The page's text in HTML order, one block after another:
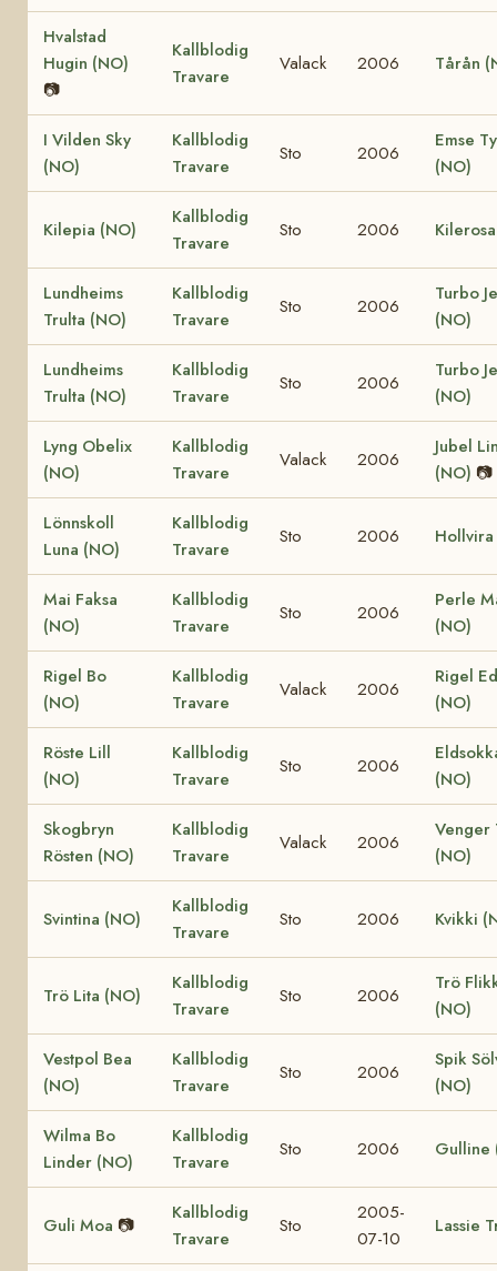
Hvalstad
Hugin (NO)
📷
Kallblodig
Travare
Valack 2006 Tårån
I Vilden Sky
(NO)
Kallblodig
Travare
Sto 2006
Emse
(NO)
Kilepia (NO)
Kallblodig
Travare
Sto 2006
Lundheims
Trulta (NO)
Kallblodig
Travare
Sto 2006
Turbo
(NO)
Lundheims
Trulta (NO)
Kallblodig
Travare
Sto 2006
Turbo
(NO)
Lyng Obelix
(NO)
Kallblodig
Travare
Valack 2006
Jubel
(NO) 📷
Lönnskoll
Luna (NO)
Kallblodig
Travare
Sto 2006
Mai Faksa
(NO)
Kallblodig
Travare
Sto 2006
Perle
(NO)
Rigel Bo
(NO)
Kallblodig
Travare
Valack 2006
Rigel
(NO)
Röste Lill
(NO)
Kallblodig
Travare
Sto 2006
(NO)
Skogbryn
Rösten (NO)
Kallblodig
Travare
Valack 2006
Venger
(NO)
Svintina (NO)
Kallblodig
Travare
Sto 2006 Kvikki
Trö Lita (NO)
Kallblodig
Travare
Sto 2006
Trö
(NO)
Vestpol Bea
(NO)
Kallblodig
Travare
Sto 2006
Spik
(NO)
Wilma Bo
Linder (NO)
Kallblodig
Travare
Sto 2006 Gulline
Guli Moa 📷
Kallblodig
Travare
Sto
2005-
07-10
Lassie